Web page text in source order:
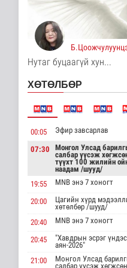
МҮОНРТ-
зөвлөлийн
Н.Монсор
Нийгэм
7 цаг 29
хувийн
Дэлхийд
8 цаг 34
6000 гаруй
зам туул..
Байгаль орчин
8 цаг 37
"ДЦС-3”
8 цаг 52
“Цааснаас
Нутаг буцаагүй хун...
ХӨТӨЛБӨР
00:05 Эфир завсарлав
07:30
Монгол Улсад
салбар үүсэж
түүхт 100 жилийн
наадам /шууд/
19:55
MNB энэ 7 хоногт
20:00
Цагийн хүрд
хөтөлбөр /шууд/
20:40
MNB энэ 7 хоногт
20:45
"Хавдрын эсрэг
аян-2026"
21:00
Монгол Улсад
салбар үүсэж